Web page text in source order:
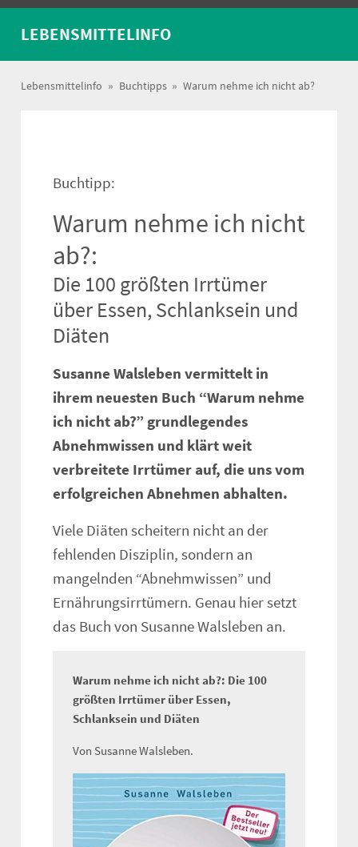
LEBENSMITTELINFO
Lebensmittelinfo » Buchtipps » Warum nehme ich nicht ab?
Buchtipp:
Warum nehme ich nicht
ab?:
Die 100 größten Irrtümer
über Essen, Schlanksein und
Diäten
Susanne Walsleben vermittelt in
ihrem neuesten Buch “Warum nehme
ich nicht ab?” grundlegendes
Abnehmwissen und klärt weit
verbreitete Irrtümer auf, die uns vom
erfolgreichen Abnehmen abhalten.
Viele Diäten scheitern nicht an der
fehlenden Disziplin, sondern an
mangelnden “Abnehmwissen” und
Ernährungsirrtümern. Genau hier setzt
das Buch von Susanne Walsleben an.
Warum nehme ich nicht ab?: Die 100
größten Irrtümer über Essen,
Schlanksein und Diäten
Von Susanne Walsleben.